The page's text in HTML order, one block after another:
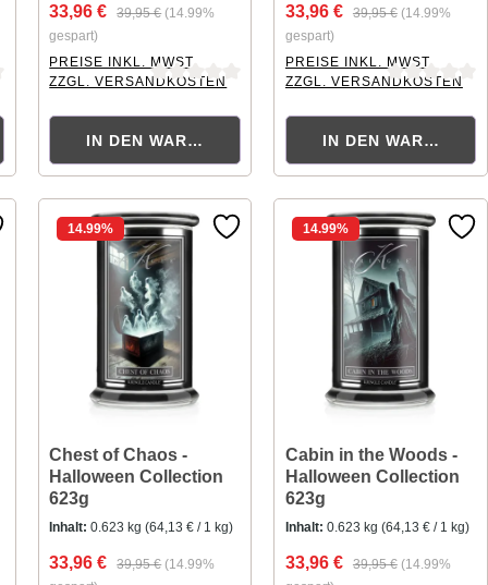
33,96 € 39,95 € (14.99%
gespart)
PREISE INKL. MWST.
ZZGL. VERSANDKOSTEN
IN DEN WARENKORB
33,96 € 39,95 € (14.99%
gespart)
PREISE INKL. MWST.
ZZGL. VERSANDKOSTEN
IN DEN
14.99%
Chest of Chaos -
Halloween Collection
623g
Inhalt:0.623 kg(64,13 € / 1 kg)
33,96 € 39,95 € (14.99%
14.99%
Cabin in the Woods -
Halloween Collection
623g
Inhalt: 0.623 kg (64,13 € / 1 kg)
33,96 € 39,95 € (14.99%